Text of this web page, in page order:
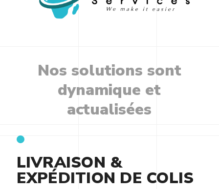
Nos solutions sont
dynamique et
actualisées
LIVRAISON &
EXPÉDITION DE COLIS